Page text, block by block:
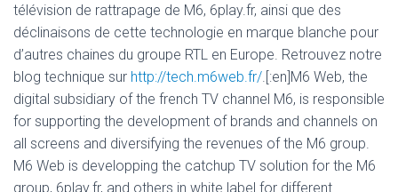
télévision de rattrapage de M6, 6play.fr, ainsi que des
déclinaisons de cette technologie en marque blanche pour
d’autres chaines du groupe RTL en Europe. Retrouvez notre
blog technique sur http://tech.m6web.fr/.[:en]M6 Web, the
digital subsidiary of the french TV channel M6, is responsible
for supporting the development of brands and channels on
all screens and diversifying the revenues of the M6 group.
M6 Web is developping the catchup TV solution for the M6
group, 6play.fr, and others in white label for different